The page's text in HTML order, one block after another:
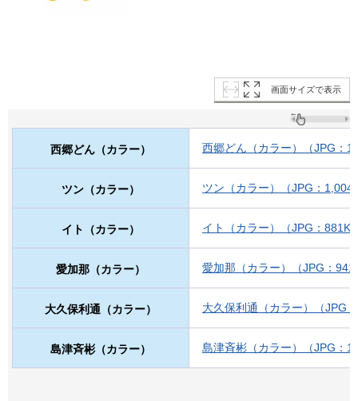
画面サイズで表示
西郷どん（カラー） 西郷どん（カラー）（JPG：
ツン（カラー） ツン（カラー）（JPG：
イト（カラー） イト（カラー）（JPG：
愛加那（カラー） 愛加那（カラー）（JPG：
大久保利通（カラー） 大久保利通（カラー）（JPG
島津斉彬（カラー） 島津斉彬（カラー）（JPG：